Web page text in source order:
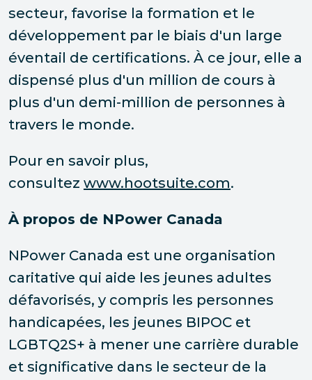
secteur, favorise la formation et le
développement par le biais d'un large
éventail de certifications. À ce jour, elle a
dispensé plus d'un million de cours à
plus d'un demi-million de personnes à
travers le monde.
Pour en savoir plus,
consultez www.hootsuite.com.
À propos de NPower Canada
NPower Canada est une organisation
caritative qui aide les jeunes adultes
défavorisés, y compris les personnes
handicapées, les jeunes BIPOC et
LGBTQ2S+ à mener une carrière durable
et significative dans le secteur de la